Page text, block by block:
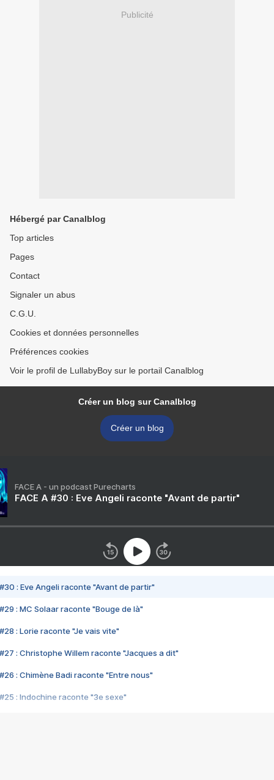
Publicité
Hébergé par Canalblog
Top articles
Pages
Contact
Signaler un abus
C.G.U.
Cookies et données personnelles
Préférences cookies
Voir le profil de LullabyBoy sur le portail Canalblog
Créer un blog sur Canalblog
Créer un blog
FACE A - un podcast Purecharts
FACE A #30 : Eve Angeli raconte "Avant de partir"
#30 : Eve Angeli raconte "Avant de partir"
#29 : MC Solaar raconte "Bouge de là"
#28 : Lorie raconte "Je vais vite"
#27 : Christophe Willem raconte "Jacques a dit"
#26 : Chimène Badi raconte "Entre nous"
#25 : Indochine raconte "3e sexe"